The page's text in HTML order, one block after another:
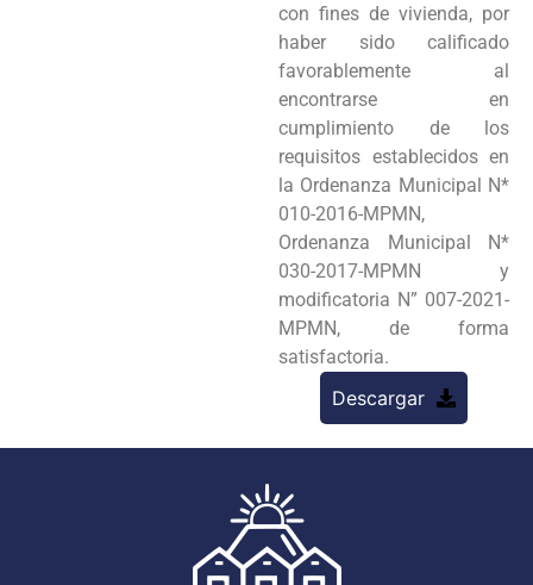
con fines de vivienda, por
haber sido calificado
favorablemente al
encontrarse en
cumplimiento de los
requisitos establecidos en
la Ordenanza Municipal N*
010-2016-MPMN,
Ordenanza Municipal N*
030-2017-MPMN y
modificatoria N” 007-2021-
MPMN, de forma
satisfactoria.
Descargar